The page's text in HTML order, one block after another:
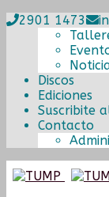
2901 1473
Discos
Ediciones
Suscribite
Contacto
IrIr